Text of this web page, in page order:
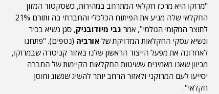
"מרוקו היא מרכז חקלאי המתרחב במהירות, כשסקטור המזון
החקלאי שלה מניע את הפיתוח הכלכלי והחברתי בה ותורם 21%
לתוצר המקומי הגולמי", אמר גבי מיודובניק, סגן נשיא בכיר
ונשיא עסקי החקלאות המדויקת שלאורביה (נטפים). "פתחנו
לאחרונה את מפעל הייצור הראשון שלנו באזור קניטרה שבמרוקו,
מכיוון שאנו מאמינים ששיטות החקלאות הקיימות של החברה
יסייעו לעם המרוקני ולאזור הרחב יותר להשיג שגשוג וחוסן
חקלאי".